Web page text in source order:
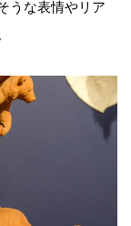
うな表情やリア